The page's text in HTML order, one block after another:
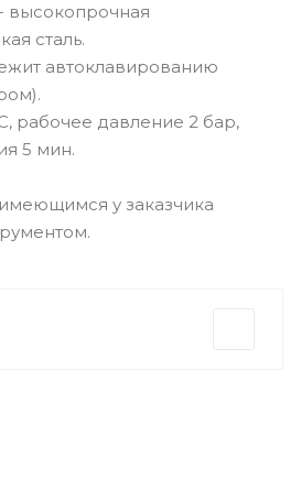
высокопрочная
сталь.
автоклавированию
рабочее давление 2 бар,
5 мин.
у заказчика